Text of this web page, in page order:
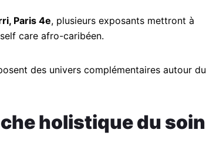
Paris 4e, plusieurs exposants mettront à
care afro-caribéen.
des univers complémentaires autour du
holistique du soin